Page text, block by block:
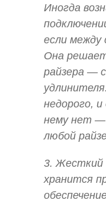
Иногда
если между
Она
райзера —
недорого,
нему нет —
любой
3. Жесткий
хранится